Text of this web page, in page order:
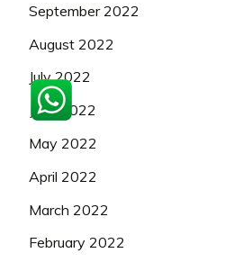
September 2022
August 2022
July 2022
June 2022
May 2022
April 2022
March 2022
February 2022